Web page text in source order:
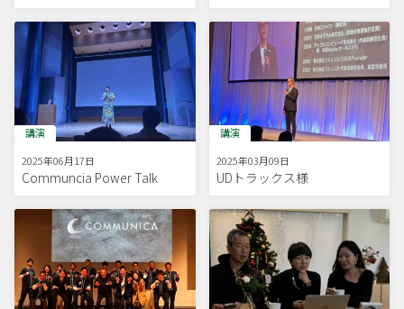
講演
2025年06月17日
Communcia Power Talk
講演
2025年03月09日
UDトラックス様